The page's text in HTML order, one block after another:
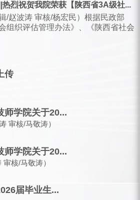
热烈祝贺我院荣获【陕西省3A级社...
辑/赵波涛 审核/杨宏民）根据民政部
会组织评估管理办法》、《陕西省社会
传
师学院关于20...
审核/马敬涛）
师学院关于20...
核/马敬涛）
届毕业生...